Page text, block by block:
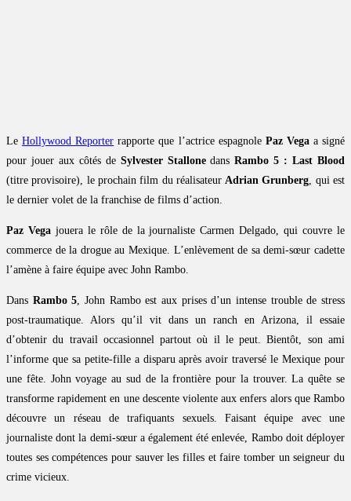
LeHollywood Reporter rapporte que l’actrice espagnole Paz Vegaa signé
pour jouer aux côtés de Sylvester StallonedansRambo 5 : Last Blood
(titre provisoire), le prochain film du réalisateurAdrian Grunberg, qui est
le dernier volet de la franchise de films d’action.
Paz Vegajouera le rôle de la journaliste Carmen Delgado, qui couvre le
commerce de la drogue au Mexique. L’enlèvement de sa demi-sœur cadette
l’amène à faire équipe avec John Rambo.
Dans Rambo 5, John Rambo est aux prises d’un intense trouble de stress
post-traumatique. Alors qu’il vit dans un ranch en Arizona, il essaie
d’obtenir du travail occasionnel partout où il le peut. Bientôt, son ami
l’informe que sa petite-fille a disparu après avoir traversé le Mexique pour
une fête. John voyage au sud de la frontière pour la trouver. La quête se
transforme rapidement en une descente violente aux enfers alors que Rambo
découvre un réseau de trafiquants sexuels. Faisant équipe avec une
journaliste dont la demi-sœur a également été enlevée, Rambo doit déployer
toutes ses compétences pour sauver les filles et faire tomber un seigneur du
crime vicieux.